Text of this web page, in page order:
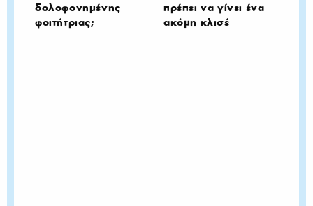
δολοφονημένης
φοιτήτριας;
πρέπει να γίνει ένα
ακόμη κλισέ